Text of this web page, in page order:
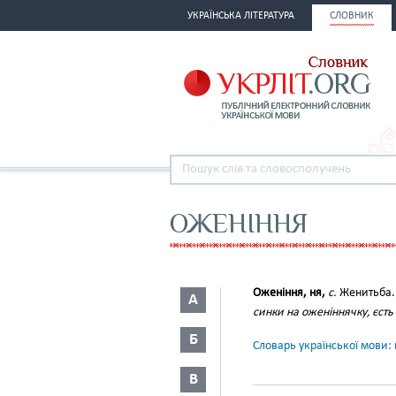
УКРАЇНСЬКА ЛІТЕРАТУРА СЛОВНИК
ОЖЕНІННЯ
А
Б
В
Оженіння, ня, с. Женитьба.
синки на оженіннячку,
Словарь української